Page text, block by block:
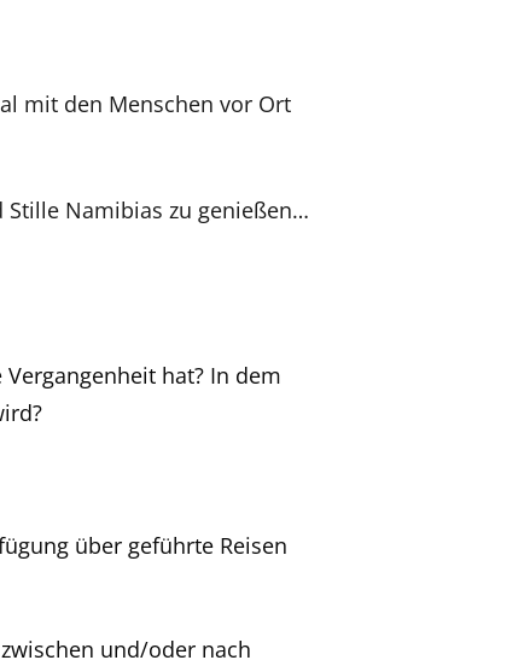
mit den Menschen vor Ort
Namibias zu genießen…
hat? In dem
über geführte Reisen
und/oder nach